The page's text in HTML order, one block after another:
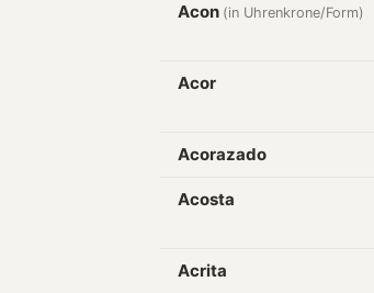
Acon (in Uhrenkrone/Form)
Acor
Acorazado
Acosta
Acrita